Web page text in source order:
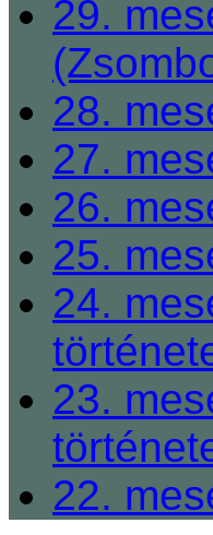
29.
28.
27.
26.
25.
24.
23.
22.